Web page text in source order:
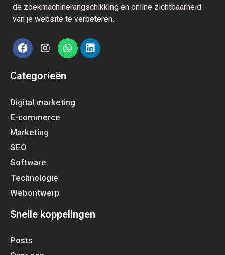
de zoekmachinerangschikking en online zichtbaarheid
van je website te verbeteren.
Categorieën
Digital marketing
E-commerce
Marketing
SEO
Software
Technologie
Webontwerp
Snelle koppelingen
Posts